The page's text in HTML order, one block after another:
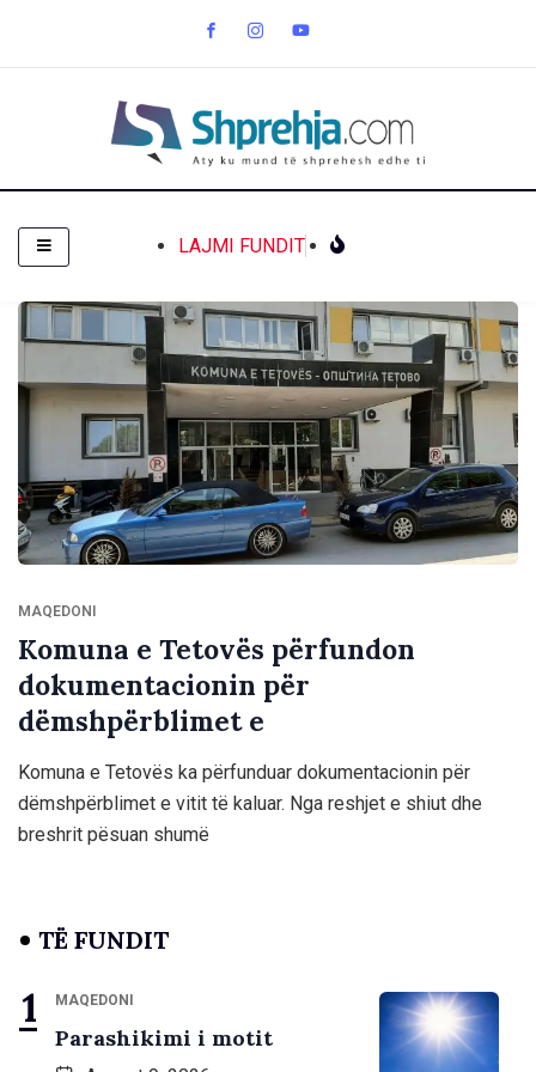
LAJMI FUNDIT
MAQEDONI
Komuna e Tetovës përfundon
dokumentacionin për
dëmshpërblimet e
Komuna e Tetovës ka përfunduar dokumentacionin për
dëmshpërblimet e vitit të kaluar. Nga reshjet e shiut dhe
breshrit pësuan shumë
TË FUNDIT
MAQEDONI
Parashikimi i motit